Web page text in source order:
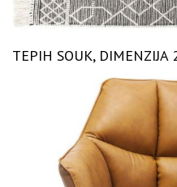
TEPIH SOUK,